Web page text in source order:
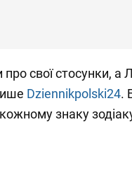
свої стосунки, а
Dziennikpolski24.
знаку